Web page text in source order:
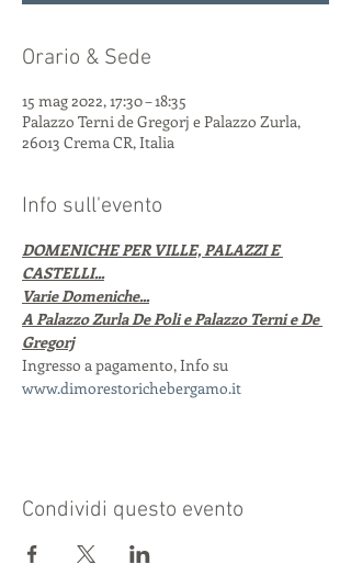
Orario & Sede
15 mag 2022, 17:30 – 18:35
Palazzo Terni de Gregorj e Palazzo Zurla,
26013 Crema CR, Italia
Info sull'evento
DOMENICHE PER VILLE, PALAZZI E
CASTELLI...
Varie Domeniche...
A Palazzo Zurla De Poli e Palazzo Terni e De
Gregorj
Ingresso a pagamento, Info su
www.dimorestorichebergamo.it
Condividi questo evento